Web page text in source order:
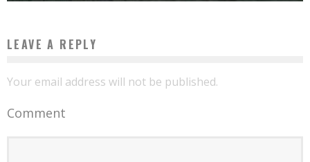
LEAVE A REPLY
Your email address will not be published.
Comment